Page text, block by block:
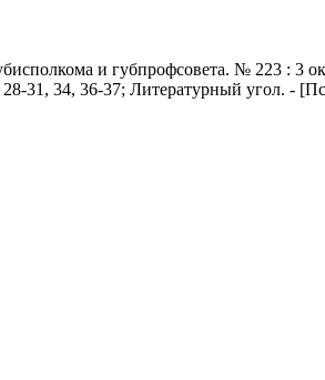
и губпрофсовета. № 223 : 3
31, 34, 36-37; Литературный угол.